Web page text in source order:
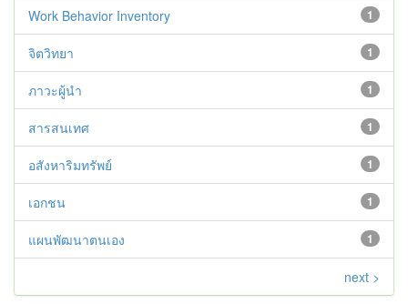
1
Work Behavior Inventory
1
จิตวิทยา
1
ภาวะผู้นำ
1
สารสนเทศ
1
อสังหาริมทรัพย์
1
เอกชน
1
แผนพัฒนาตนเอง
next >